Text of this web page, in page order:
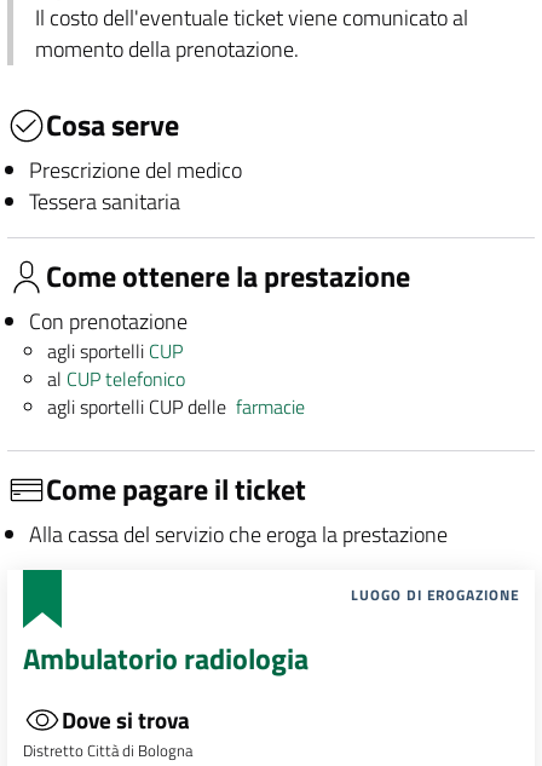
Il costo dell'eventuale ticket viene comunicato al
momento della prenotazione.
Cosa serve
Prescrizione del medico
Tessera sanitaria
Come ottenere la prestazione
Con prenotazione
agli sportelli CUP
al CUP telefonico
agli sportelli CUP dellefarmacie
Come pagare il ticket
Alla cassa del servizio che eroga la prestazione
LUOGO DI EROGAZIONE
Ambulatorio radiologia
Dove si trova
Distretto Città di Bologna